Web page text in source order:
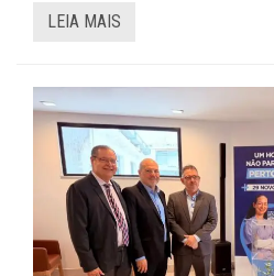
LEIA MAIS